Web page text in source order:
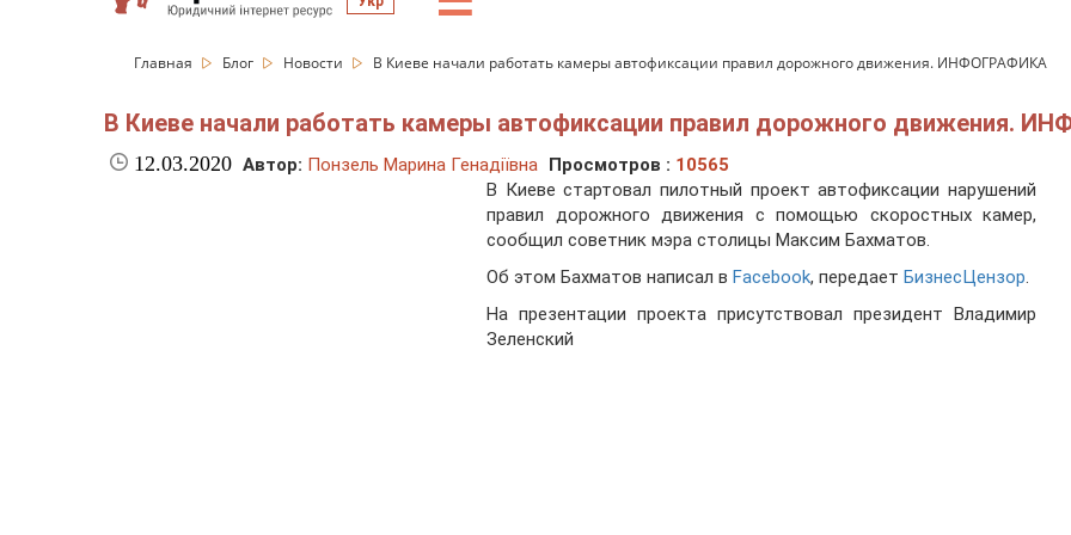
Главная Блог Новости В Киеве начали работать камеры автофиксации правил дорожного движения. ИНФОГРАФИКА
В Киеве начали работать камеры автофиксации правил дорожного движения.
12.03.2020 Автор: Понзель Марина Генадіївна Просмотров : 10565
В Киеве стартовал пилотный проект автофиксации нарушений
правил дорожного движения с помощью скоростных камер,
сообщил советник мэра столицы Максим Бахматов.
Об этом Бахматов написал в Facebook, передает БизнесЦензор.
На презентации проекта присутствовал президент Владимир
Зеленский